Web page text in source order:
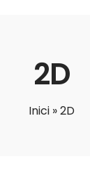
2D
Inici »2D